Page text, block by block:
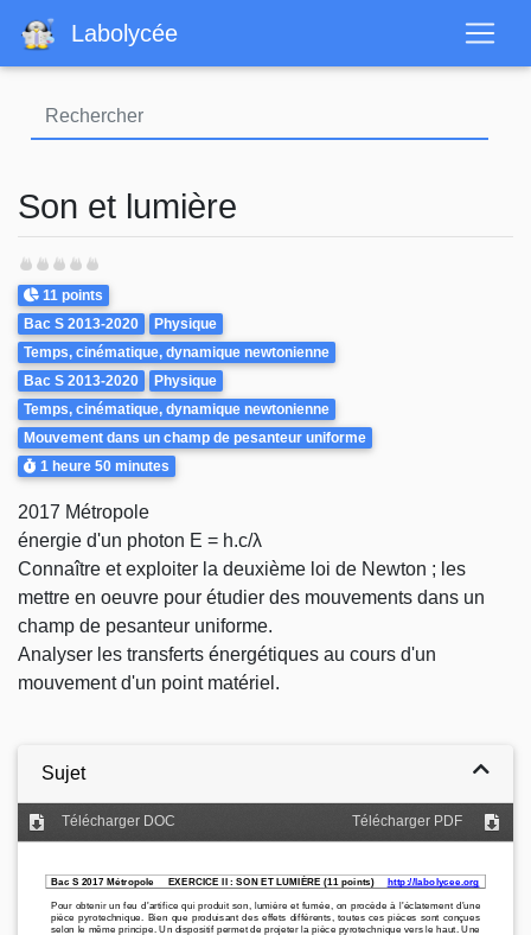
contenu
Labolycée
Son et lumière
Points
11 points
Theme
Bac S 2013-2020
Physique
Temps, cinématique, dynamique newtonienne
Bac S 2013-2020
Physique
Temps, cinématique, dynamique newtonienne
Mouvement dans un champ de pesanteur uniforme
Durée
1 heure 50 minutes
2017 Métropole
énergie d'un photon E = h.c/λ
Connaître et exploiter la deuxième loi de Newton ; les
mettre en oeuvre pour étudier des mouvements dans un
champ de pesanteur uniforme.
Analyser les transferts énergétiques au cours d'un
mouvement d'un point matériel.
Sujet